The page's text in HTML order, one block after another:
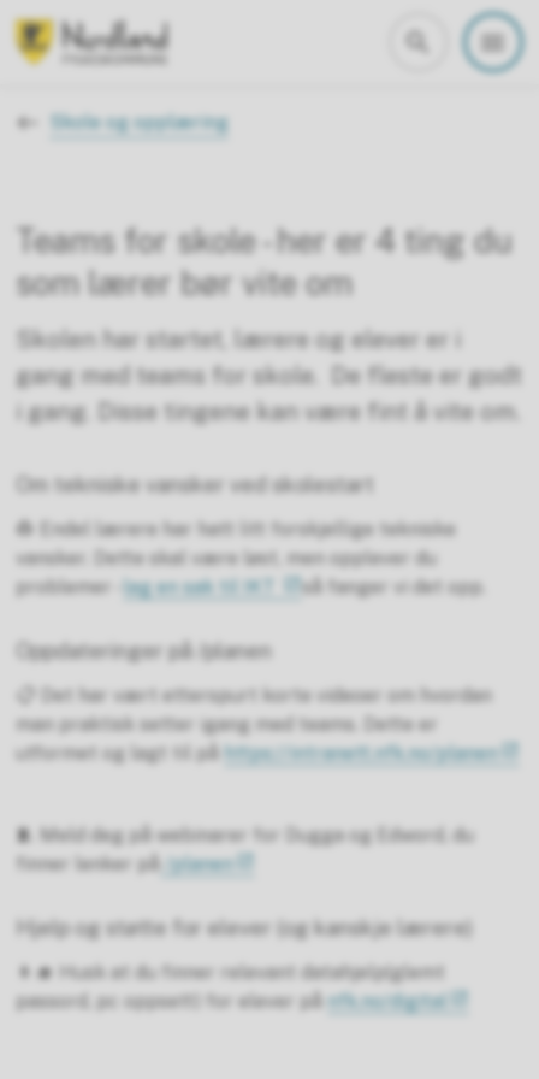
Du er her:Skole og opplæring
Teams for skole - her er 4 ting du
som lærer bør vite om
Skolen har startet, lærere og elever er i
gang med teams for skole. De fleste er godt
i gang. Disse tingene kan være fint å vite om.
Om tekniske vansker ved skolestart
👷 Endel lærere har hatt litt forskjellige tekniske
vansker. Dette skal være løst, men opplever du
problemer -
lag en sak til IKT så fanger vi det opp.
Oppdateringer på /planen
📋 Det har vært etterspurt korte videoer om hvordan
man praktisk setter igang med teams. Dette er
utformet og lagt til på
https://intranett.nfk.no/planen
🧵 Meld deg på webinarer for Dugga og Edword, du
finner lenker på
/planen
Hjelp og støtte for elever (og kanskje lærere)
👩‍🎓 Husk at du finner relevant datahjelp(glemt
passord, pc oppsett) for elever på nfk.no/digital